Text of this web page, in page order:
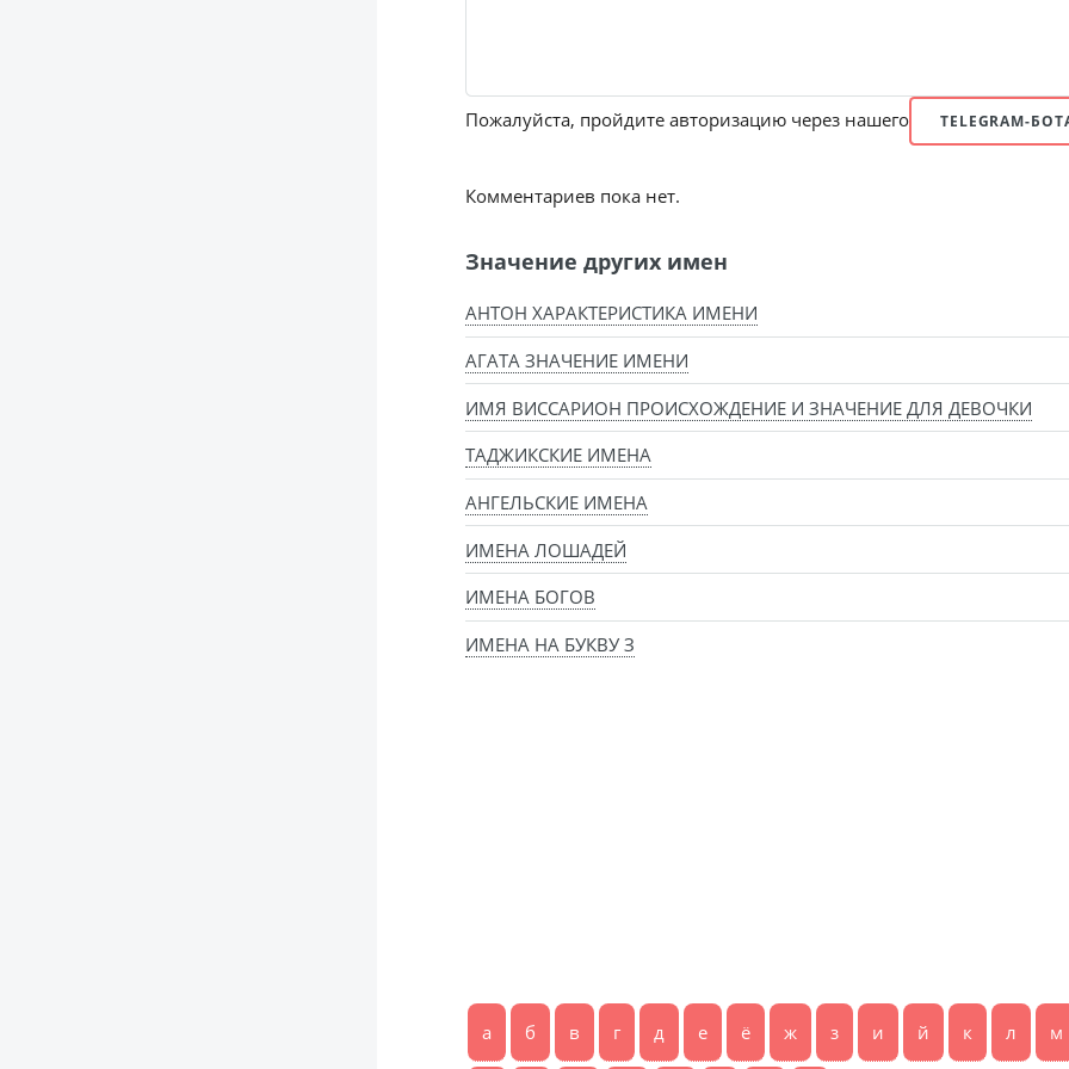
Пожалуйста, пройдите авторизацию через нашего TELEGRAM-
Комментариев пока нет.
Значение других имен
АНТОН ХАРАКТЕРИСТИКА ИМЕНИ
АГАТА ЗНАЧЕНИЕ ИМЕНИ
ИМЯ ВИССАРИОН ПРОИСХОЖДЕНИЕ И ЗНАЧЕНИЕ ДЛЯ ДЕВОЧКИ
ТАДЖИКСКИЕ ИМЕНА
АНГЕЛЬСКИЕ ИМЕНА
ИМЕНА ЛОШАДЕЙ
ИМЕНА БОГОВ
ИМЕНА НА БУКВУ З
а б в г д е ё ж з и й к л м